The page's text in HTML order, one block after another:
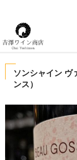
ご利用ガイド
商品一覧
好みから探す
ブログコラム
ソンシャイン ヴ
ンス）